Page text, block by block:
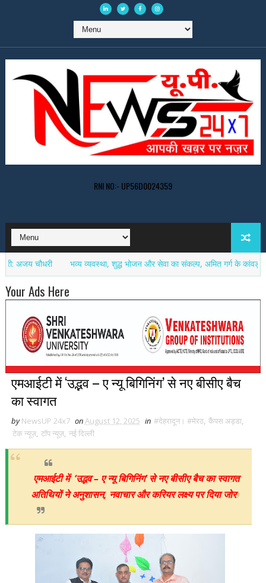
RNI NO:- UP56D0024359
भव्य व्यवस्था, शुद्ध भोजन और सेवा का संकल्प, अमित गर्ग के कांवड़ सेवा शिविर
Your Ads Here
एमआईटी में ‘उद्भव – ए न्यू बिगिनिंग’ से नए बीसीए बैच
का स्वागत
by NewsUP 24x7 onAugust 12, 2025 in #देहरादून। #मेरठ, कैंपस अड्डा,
टेक न्यूज़, टॉप न्यूज़, नई द‍िल्ली
एमआईटी में ‘उद्भव – ए न्यू बिगिनिंग’ से नए बीसीए बैच का स्वागत
अतिथियों ने अनुशासन, नवाचार और करियर लक्ष्य पर दिया जोर